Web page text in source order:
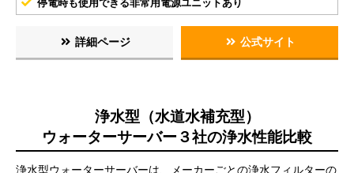
詳細ページ 公式サイト
浄水型（水道水補充型）
ウォーターサーバー３社の浄水性能比較
浄水型ウォーターサーバーは、メーカーごとの浄水フィルターの